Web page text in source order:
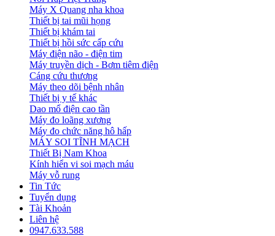
Máy X Quang nha khoa
Thiết bị tai mũi họng
Thiết bị khám tai
Thiết bị hồi sức cấp cứu
Máy điện não - điện tim
Máy truyền dịch - Bơm tiêm điện
Cáng cứu thương
Máy theo dõi bệnh nhân
Thiết bị y tế khác
Dao mổ điện cao tần
Máy đo loãng xương
Máy đo chức năng hô hấp
MÁY SOI TĨNH MẠCH
Thiết Bị Nam Khoa
Kính hiển vi soi mạch máu
Máy vỗ rung
Tin Tức
Tuyển dụng
Tài Khoản
Liên hệ
0947.633.588